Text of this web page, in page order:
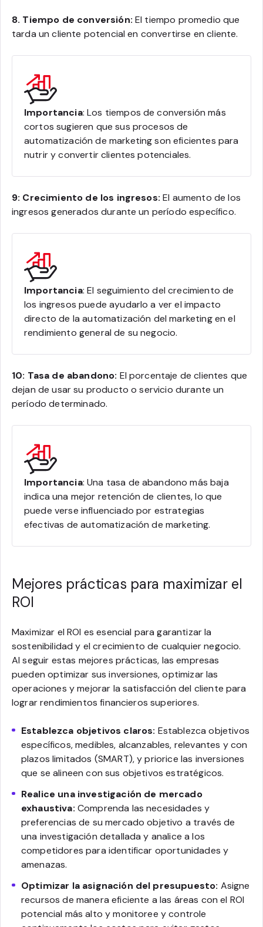
8. Tiempo de conversión: El tiempo promedio que
tarda un cliente potencial en convertirse en cliente.
Importancia: Los tiempos de conversión más
cortos sugieren que sus procesos de
automatización de marketing son eficientes para
nutrir y convertir clientes potenciales.
9: Crecimiento de los ingresos:El aumento de los
ingresos generados durante un período específico.
Importancia: El seguimiento del crecimiento de
los ingresos puede ayudarlo a ver el impacto
directo de la automatización del marketing en el
rendimiento general de su negocio.
10: Tasa de abandono: El porcentaje de clientes que
dejan de usar su producto o servicio durante un
período determinado.
Importancia: Una tasa de abandono más baja
indica una mejor retención de clientes, lo que
puede verse influenciado por estrategias
efectivas de automatización de marketing.
Mejores prácticas para maximizar el
ROI
Maximizar el ROI es esencial para garantizar la
sostenibilidad y el crecimiento de cualquier negocio.
Al seguir estas mejores prácticas, las empresas
pueden optimizar sus inversiones, optimizar las
operaciones y mejorar la satisfacción del cliente para
lograr rendimientos financieros superiores.
Establezca objetivos claros: Establezca objetivos
específicos, medibles, alcanzables, relevantes y con
plazos limitados (SMART), y priorice las inversiones
que se alineen con sus objetivos estratégicos.
Realice una investigación de mercado
exhaustiva: Comprenda las necesidades y
preferencias de su mercado objetivo a través de
una investigación detallada y analice a los
competidores para identificar oportunidades y
amenazas.
Optimizar la asignación del presupuesto: Asigne
recursos de manera eficiente a las áreas con el ROI
potencial más alto y monitoree y controle